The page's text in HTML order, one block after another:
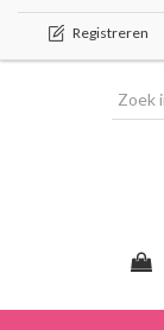
Registreren